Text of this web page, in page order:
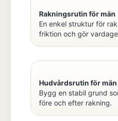
Rakningsrutin för män
En enkel struktur för
friktion och gör
Hudvårdsrutin för män
Bygg en stabil grund
före och efter rakning.